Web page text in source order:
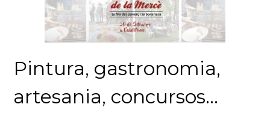
Pintura, gastronomia,
artesania, concursos…